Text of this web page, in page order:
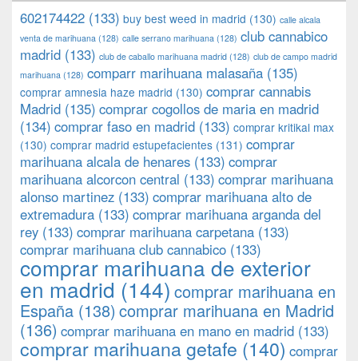
602174422 (133) buy best weed in madrid (130) calle alcala
venta de marihuana (128) calle serrano marihuana (128) club cannabico
madrid (133) club de caballo marihuana madrid (128) club de campo madrid
marihuana (128) comparr marihuana malasaña (135)
comprar amnesia haze madrid (130) comprar cannabis
Madrid (135) comprar cogollos de maria en madrid
(134) comprar faso en madrid (133) comprar kritikal max
(130) comprar madrid estupefacientes (131) comprar
marihuana alcala de henares (133) comprar
marihuana alcorcon central (133) comprar marihuana
alonso martinez (133) comprar marihuana alto de
extremadura (133) comprar marihuana arganda del
rey (133) comprar marihuana carpetana (133)
comprar marihuana club cannabico (133)
comprar marihuana de exterior
en madrid (144) comprar marihuana en
España (138) comprar marihuana en Madrid
(136) comprar marihuana en mano en madrid (133)
comprar marihuana getafe (140) comprar